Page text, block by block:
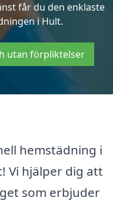
får du den enklaste
i Hult.
utan förpliktelser
hemstädning i
Vi hjälper dig att
som erbjuder